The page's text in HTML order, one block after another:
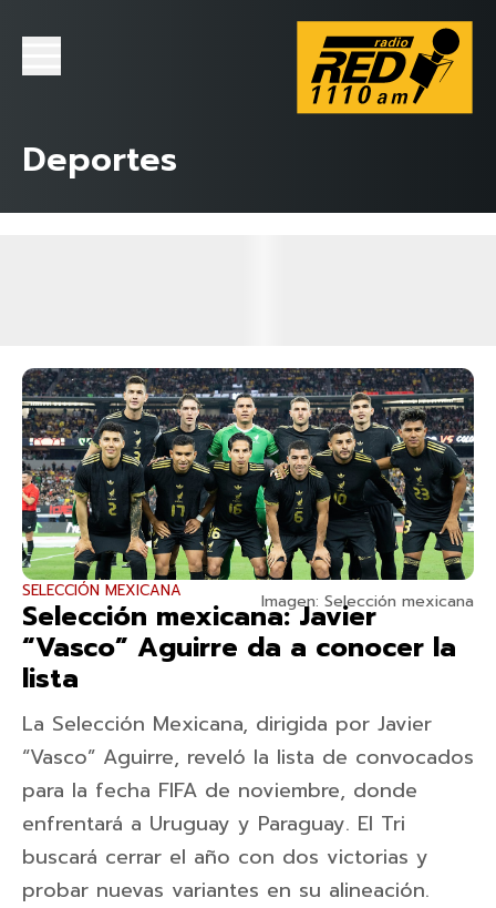
Deportes
Imagen: Selección mexicana
SELECCIÓN MEXICANA
Selección mexicana: Javier
“Vasco” Aguirre da a conocer la
lista
La Selección Mexicana, dirigida por Javier
“Vasco” Aguirre, reveló la lista de convocados
para la fecha FIFA de noviembre, donde
enfrentará a Uruguay y Paraguay. El Tri
buscará cerrar el año con dos victorias y
probar nuevas variantes en su alineación.